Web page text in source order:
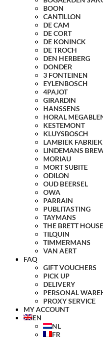
BOON
CANTILLON
DE CAM
DE CORT
DE KONINCK
DE TROCH
DEN HERBERG
DONDER
3 FONTEINEN
EYLENBOSCH
4PAJOT
GIRARDIN
HANSSENS
HORAL
KESTEMONT
KLUYSBOSCH
LAMBIEK FABRIEK
LINDEMANS
MORIAU
MORT SUBITE
ODILON
OUD BEERSEL
OWA
PARRAIN
PUBLITASTING
TAYMANS
THE BRETT
TILQUIN
TIMMERMANS
VAN AERT
FAQ
GIFT VOUCHERS
PICK UP
DELIVERY
PERSONAL
PROXY SERVICE
MY ACCOUNT
EN
NL
FR